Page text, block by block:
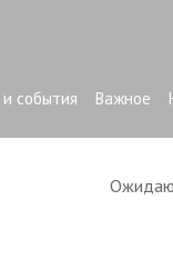
события Важное